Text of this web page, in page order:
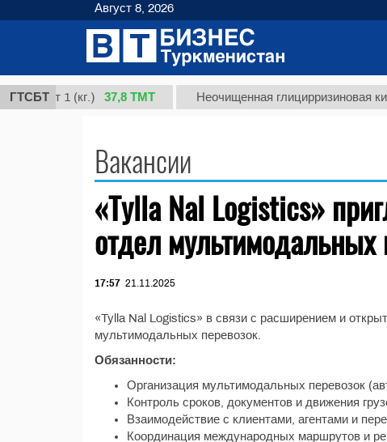
ГТСБТ
сорт 1 (кг.) 37,8 ТМТ Неочищенная глицирризиновая
Вакансии
«Tylla Nal Logistics»
отдел мультимодальных
17:57 21.11.2025
«Tylla Nal Logistics» в связи с расширением и
мультимодальных перевозок.
Обязанности:
Организация мультимодальных перевозок
Контроль сроков, документов и движения
Взаимодействие с клиентами, агентами и
Координация международных маршрутов и
Август 8, 2026